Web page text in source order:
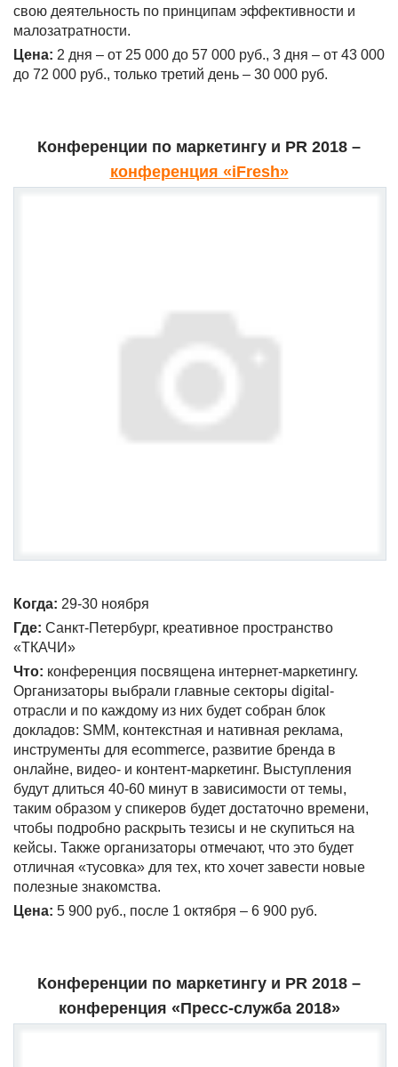
свою деятельность по принципам эффективности и
малозатратности.
Цена: 2 дня – от 25 000 до 57 000 руб., 3 дня – от 43 000
до 72 000 руб., только третий день – 30 000 руб.
Конференции по маркетингу и PR 2018 –
конференция «iFresh»
Когда: 29-30 ноября
Где: Санкт-Петербург, креативное пространство
«ТКАЧИ»
Что: конференция посвящена интернет-маркетингу.
Организаторы выбрали главные секторы digital-
отрасли и по каждому из них будет собран блок
докладов: SMM, контекстная и нативная реклама,
инструменты для ecommerce, развитие бренда в
онлайне, видео- и контент-маркетинг. Выступления
будут длиться 40-60 минут в зависимости от темы,
таким образом у спикеров будет достаточно времени,
чтобы подробно раскрыть тезисы и не скупиться на
кейсы. Также организаторы отмечают, что это будет
отличная «тусовка» для тех, кто хочет завести новые
полезные знакомства.
Цена: 5 900 руб., после 1 октября – 6 900 руб.
Конференции по маркетингу и PR 2018 –
конференция «Пресс-служба 2018»